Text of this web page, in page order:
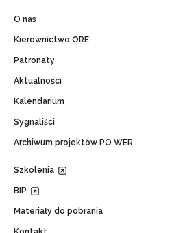
O nas
Kierownictwo ORE
Patronaty
Aktualności
Kalendarium
Sygnaliści
Archiwum projektów PO WER
Szkolenia
BIP
Materiały do pobrania